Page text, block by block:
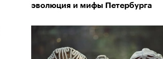
эволюция и мифы Петербурга